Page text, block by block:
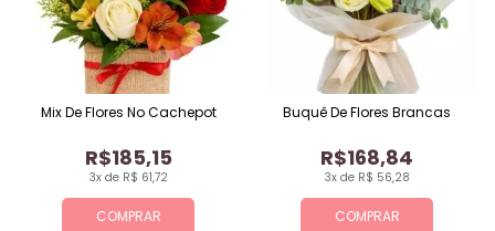
COMPRAR
3x de R$ 61,72
R$185,15
Mix De Flores No Cachepot
COMPRAR
3x de R$ 56,28
R$168,84
Buquê De Flores Brancas